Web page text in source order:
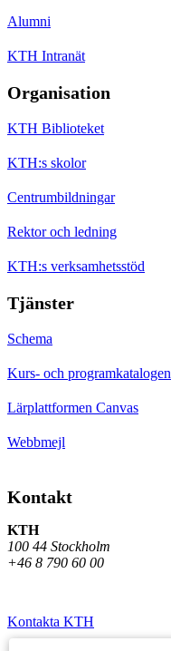
Alumni
KTH Intranät
Organisation
KTH Biblioteket
KTH:s skolor
Centrumbildningar
Rektor och ledning
KTH:s verksamhetsstöd
Tjänster
Schema
Kurs- och programkatalogen
Lärplattformen Canvas
Webbmejl
Kontakt
KTH
100 44 Stockholm
+46 8 790 60 00
Kontakta KTH